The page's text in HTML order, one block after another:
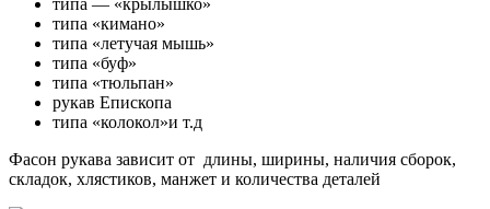
типа — «крылышко»
типа «кимано»
типа «летучая мышь»
типа «буф»
типа «тюльпан»
рукав Епископа
типа «колокол»и т.д
Фасон рукава зависит от длины, ширины, наличия сборок,
складок, хлястиков, манжет и количества деталей